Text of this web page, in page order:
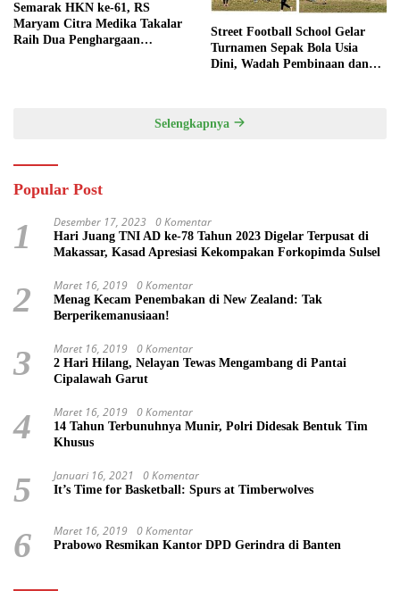
Semarak HKN ke-61, RS
Maryam Citra Medika Takalar
Raih Dua Penghargaan
Street Football School Gelar
Turnamen Sepak Bola Usia
Dini, Wadah Pembinaan dan
Selengkapnya
Popular Post
1 Desember 17, 2023 0 Komentar
Hari Juang TNI AD ke-78 Tahun 2023 Digelar Terpusat di
Makassar, Kasad Apresiasi Kekompakan Forkopimda Sulsel
2 Maret 16, 2019 0 Komentar
Menag Kecam Penembakan di New Zealand: Tak
Berperikemanusiaan!
3 Maret 16, 2019 0 Komentar
2 Hari Hilang, Nelayan Tewas Mengambang di Pantai
Cipalawah Garut
4 Maret 16, 2019 0 Komentar
14 Tahun Terbunuhnya Munir, Polri Didesak Bentuk Tim
Khusus
5 Januari 16, 2021 0 Komentar
It’s Time for Basketball: Spurs at Timberwolves
6 Maret 16, 2019 0 Komentar
Prabowo Resmikan Kantor DPD Gerindra di Banten